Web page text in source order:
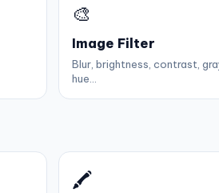
🎨
Image Filter
Blur, brightness, contrast,
hue...
🖍️